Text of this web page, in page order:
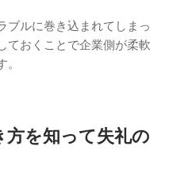
ブルに巻き込まれてしまっ
ておくことで企業側が柔軟
を知って失礼の